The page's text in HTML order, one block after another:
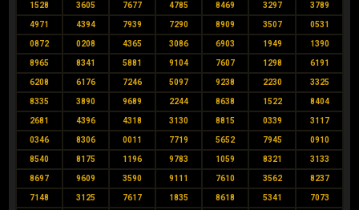
1528 3605 7677 4785 8469 3297 3789
4971 4394 7939 7290 8909 3507 0531
0872 0208 4365 3086 6903 1949 1390
8965 8341 5881 9104 7607 1298 6191
6208 6176 7246 5097 9238 2230 3325
8335 3890 9689 2244 8638 1522 8404
2681 4396 4318 3130 8815 0339 3117
0346 8306 0011 7719 5652 7945 0910
8540 8175 1196 9783 1059 8321 3133
8697 9609 3590 9111 7610 3562 8237
7148 3125 7617 1835 8618 5341 7073